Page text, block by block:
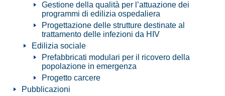
Gestione della qualità per l’attuazione dei
programmi di edilizia ospedaliera
Progettazione delle strutture destinate al
trattamento delle infezioni da HIV
Edilizia sociale
Prefabbricati modulari per il ricovero della
popolazione in emergenza
Progetto carcere
Pubblicazioni